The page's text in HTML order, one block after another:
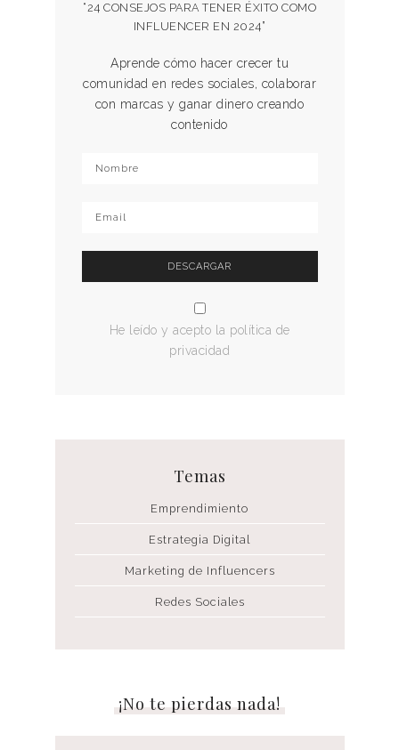
“24 CONSEJOS PARA TENER ÉXITO COMO
INFLUENCER EN 2024”
Aprende cómo hacer crecer tu
comunidad en redes sociales, colaborar
con marcas y ganar dinero creando
contenido
He leído y acepto la política de
privacidad
Temas
Emprendimiento
Estrategia Digital
Marketing de Influencers
Redes Sociales
¡No te pierdas nada!